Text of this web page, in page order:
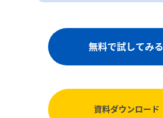
無料で試してみる
資料ダウンロード